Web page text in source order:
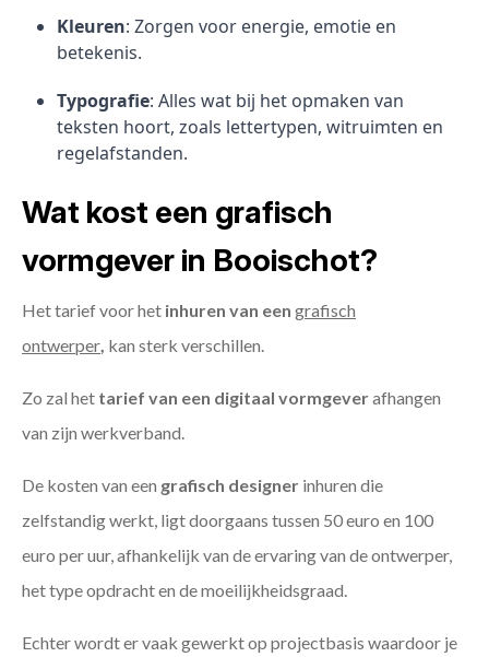
Kleuren: Zorgen voor energie, emotie en
betekenis.
Typografie: Alles wat bij het opmaken van
teksten hoort, zoals lettertypen, witruimten en
regelafstanden.
Wat kost een grafisch
vormgever in Booischot?
Het tarief voor het inhuren van een grafisch
ontwerper kan sterk verschillen.
Zo zal het tarief van een digitaal vormgeverafhangen
van zijn werkverband.
De kosten van een grafisch designer inhuren die
zelfstandig werkt, ligt doorgaans tussen 50 euro en 100
euro per uur, afhankelijk van de ervaring van de ontwerper,
het type opdracht en de moeilijkheidsgraad.
Echter wordt er vaak gewerkt op projectbasis waardoor je